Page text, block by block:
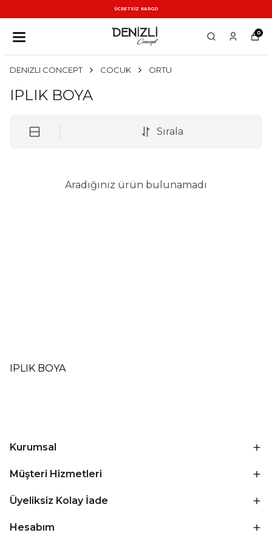
ÜCRETSİZ KARGO
0
DENIZLI CONCEPT COCUK ORTU
IPLIK BOYA
Sırala
Aradığınız ürün bulunamadı
IPLIK BOYA
Kurumsal
Müşteri Hizmetleri
Üyeliksiz Kolay İade
Hesabım